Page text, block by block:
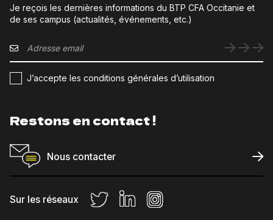
Je reçois les dernières informations du BTP CFA Occitanie et
de ses campus (actualités, événements, etc.)
J’accepte les conditions générales d’utilisation
Restons en contact !
Nous contacter
Sur les réseaux